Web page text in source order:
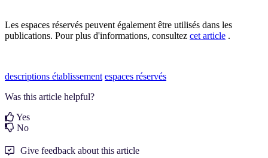
Les espaces réservés peuvent également être utilisés dans les
publications. Pour plus d'informations, consultez cet article .
descriptions établissement espaces réservés
Was this article helpful?
Yes
No
Give feedback about this article